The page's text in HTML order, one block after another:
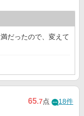
だったので、変えて
65.7点 18件